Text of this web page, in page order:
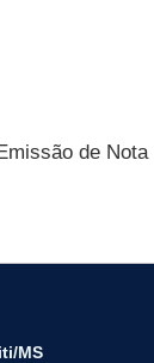
de
MS